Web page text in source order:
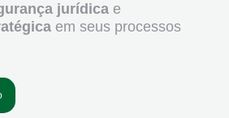
jurídica e
em seus processos